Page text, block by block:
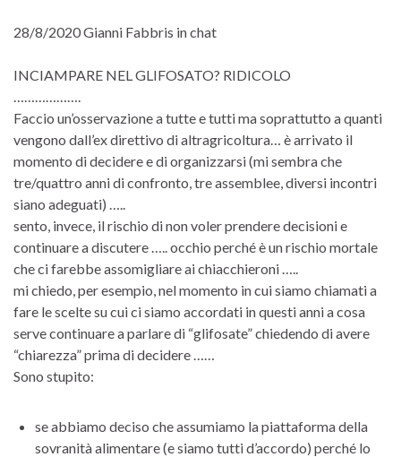
28/8/2020 Gianni Fabbris in chat
INCIAMPARE NEL GLIFOSATO? RIDICOLO
……………….
Faccio un’osservazione a tutte e tutti ma soprattutto a quanti
vengono dall’ex direttivo di altragricoltura… è arrivato il
momento di decidere e di organizzarsi (mi sembra che
tre/quattro anni di confronto, tre assemblee, diversi incontri
siano adeguati) …..
sento, invece, il rischio di non voler prendere decisioni e
continuare a discutere ….. occhio perché è un rischio mortale
che ci farebbe assomigliare ai chiacchieroni …..
mi chiedo, per esempio, nel momento in cui siamo chiamati a
fare le scelte su cui ci siamo accordati in questi anni a cosa
serve continuare a parlare di “glifosate” chiedendo di avere
“chiarezza” prima di decidere ……
Sono stupito:
se abbiamo deciso che assumiamo la piattaforma della
sovranità alimentare (e siamo tutti d’accordo) perché lo